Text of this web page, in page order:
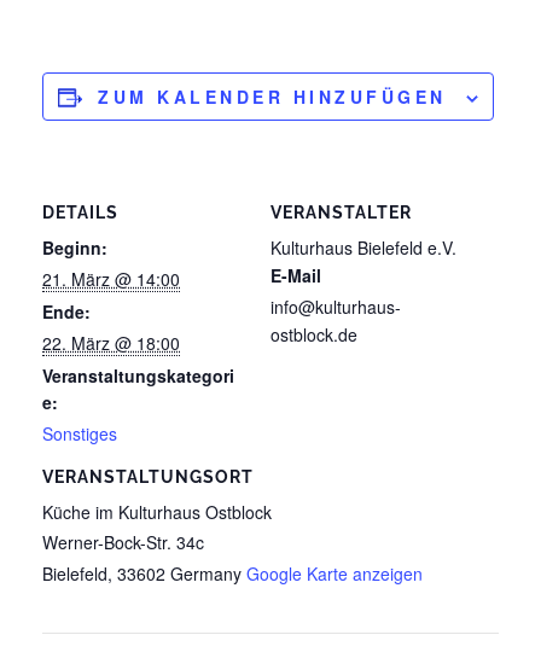
ZUM KALENDER HINZUFÜGEN
DETAILS
Beginn:
21. März @ 14:00
Ende:
22. März @ 18:00
Veranstaltungskategori
e:
Sonstiges
VERANSTALTUNGSORT
Küche im Kulturhaus Ostblock
Werner-Bock-Str. 34c
Bielefeld, 33602 Germany Google Karte anzeigen
VERANSTALTER
Kulturhaus Bielefeld e.V.
E-Mail
info@kulturhaus-
ostblock.de